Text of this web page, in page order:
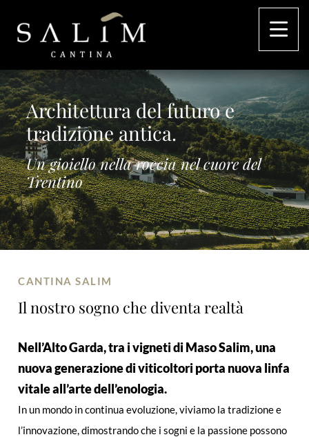
Architettura del futuroe
tradizione antica.
Un gioiello nella roccianel cuore del
Trentino
CANTINA SALIM
Il nostro sogno che diventa realtà
Nell’Alto Garda, tra i vigneti di Maso Salim, una
nuova generazione di viticoltori porta nuova linfa
vitale all’arte dell’enologia.
In un mondo in continua evoluzione, viviamo la tradizione e
l’innovazione, dimostrando che i sogni e la passione possono